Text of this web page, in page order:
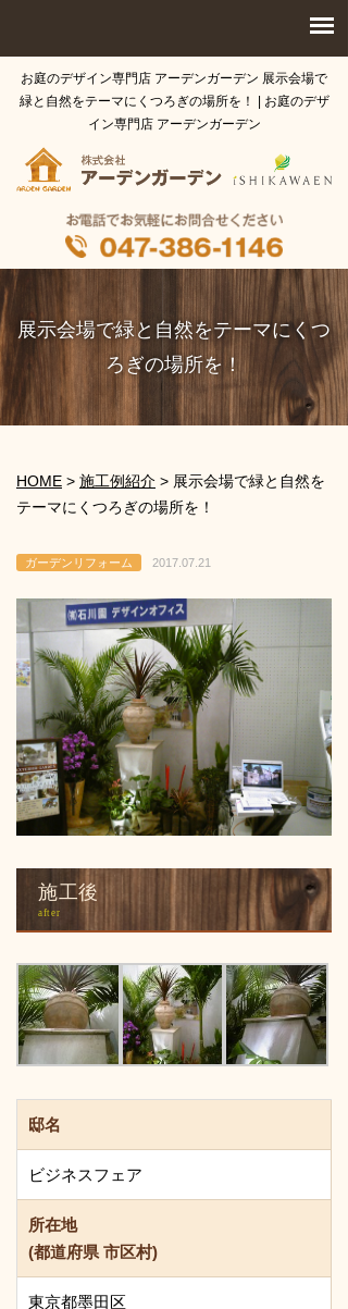
お庭のデザイン専門店 アーデンガーデン 展示会場で
緑と自然をテーマにくつろぎの場所を！ | お庭のデザ
イン専門店 アーデンガーデン
展示会場で緑と自然をテーマにくつ
ろぎの場所を！
HOME > 施工例紹介 > 展示会場で緑と自然を
テーマにくつろぎの場所を！
ガーデンリフォーム 2017.07.21
施工後
after
邸名
ビジネスフェア
所在地
(都道府県 市区村)
東京都墨田区